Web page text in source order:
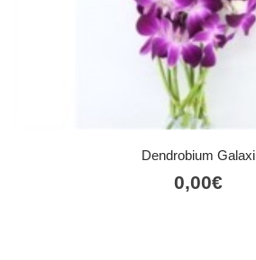
Dendrobium Galaxi
0,00€